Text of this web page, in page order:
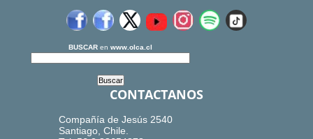
BUSCAR en www.olca.cl
CONTACTANOS
Compañía de Jesús 2540
Santiago, Chile.